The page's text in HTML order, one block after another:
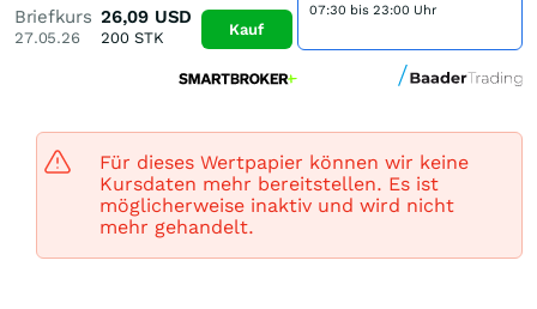
Briefkurs
27.05.26
26,09 USD
200STK Kauf
07:30 bis 23:00 Uhr
Für dieses Wertpapier können wir keine
Kursdaten mehr bereitstellen. Es ist
möglicherweise inaktiv und wird nicht
mehr gehandelt.